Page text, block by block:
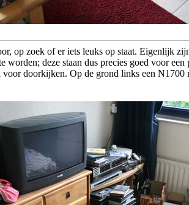
op zoek of er iets leuks op staat. Eigenlijk
worden; deze staan dus precies goed voor
doorkijken. Op de grond links een N1700